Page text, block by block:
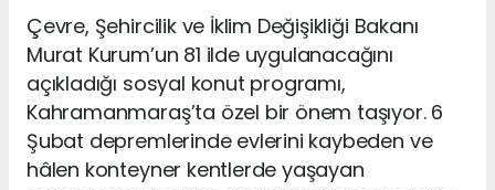
Çevre, Şehircilik ve İklim Değişikliği Bakanı
Murat Kurum’un 81 ilde uygulanacağını
açıkladığı sosyal konut programı,
Kahramanmaraş’ta özel bir önem taşıyor. 6
Şubat depremlerinde evlerini kaybeden ve
hâlen konteyner kentlerde yaşayan